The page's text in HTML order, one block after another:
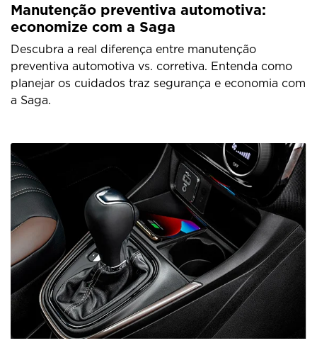
Manutenção preventiva automotiva:
economize com a Saga
Descubra a real diferença entre manutenção
preventiva automotiva vs. corretiva. Entenda como
planejar os cuidados traz segurança e economia com
a Saga.